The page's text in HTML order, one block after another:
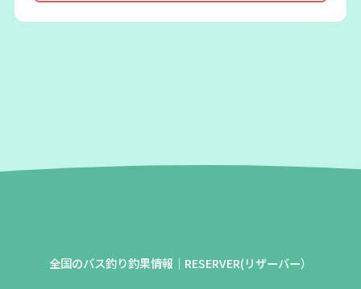
全国のバス釣り釣果情報｜RESERVER(リザーバー）